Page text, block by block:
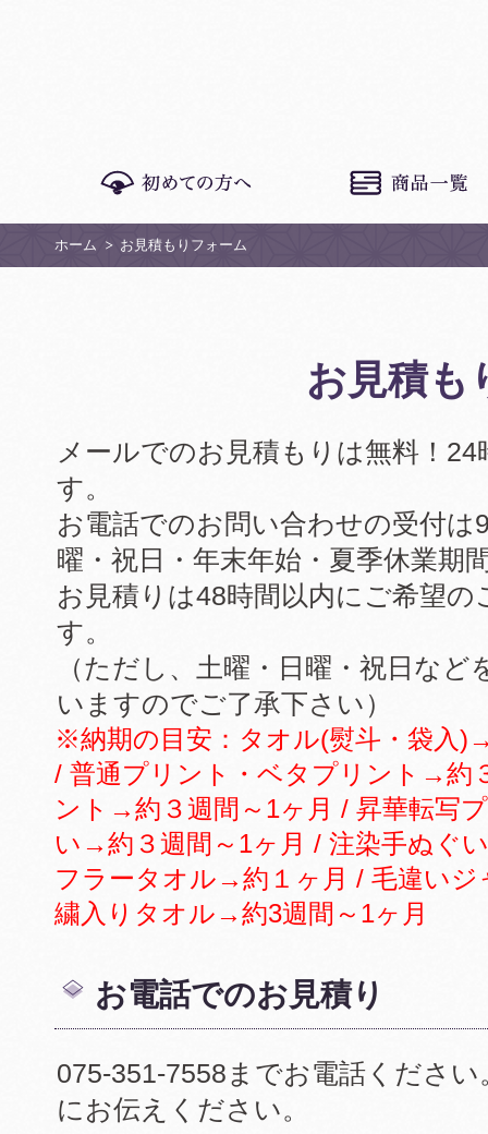
ホーム お見積もりフォーム
お見積も
メールでのお見積もりは無料！
す。
お電話でのお問い合わせの受付は
曜・祝日・年末年始・夏季休業期
お見積りは48時間以内にご希望
す。
（ただし、土曜・日曜・祝日な
いますのでご了承下さい）
※納期の目安：タオル(熨斗・袋入
/ 普通プリント・ベタプリント→約
ント→約３週間～1ヶ月 / 昇華転写
い→約３週間～1ヶ月 / 注染手ぬぐ
フラータオル→約１ヶ月 / 毛違い
繍入りタオル→約3週間～1ヶ月
お電話でのお見積り
075-351-7558までお電話くださ
にお伝えください。